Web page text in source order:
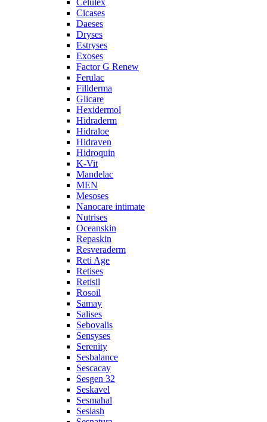
Celulex
Cicases
Daeses
Dryses
Estryses
Exoses
Factor G Renew
Ferulac
Fillderma
Glicare
Hexidermol
Hidraderm
Hidraloe
Hidraven
Hidroquin
K-Vit
Mandelac
MEN
Mesoses
Nanocare intimate
Nutrises
Oceanskin
Repaskin
Resveraderm
Reti Age
Retises
Retisil
Rosoil
Samay
Salises
Sebovalis
Sensyses
Serenity
Sesbalance
Sescacay
Sesgen 32
Seskavel
Sesmahal
Seslash